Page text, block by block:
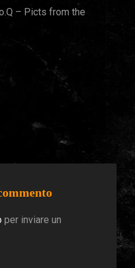
– Picts from the
per inviare un